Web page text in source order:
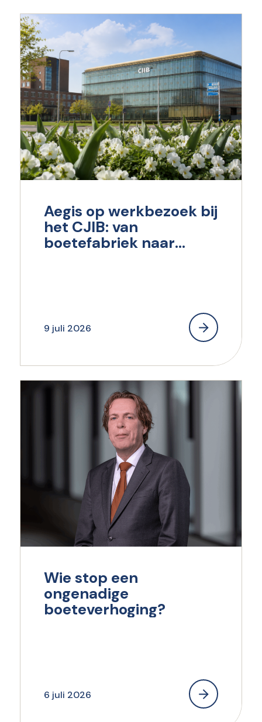
Aegis op werkbezoek bij
het CJIB: van
boetefabriek naar
9 juli 2026
Wie stop een
ongenadige
boeteverhoging?
6 juli 2026